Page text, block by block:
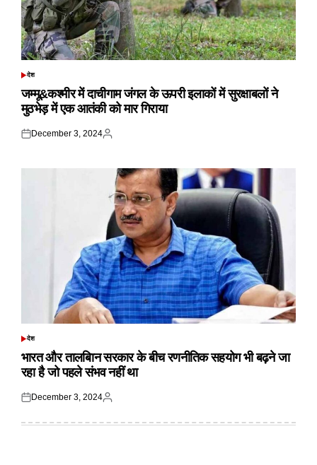
POSTED
देश
जम्मू&कश्मीर में दाचीगाम जंगल के ऊपरी इलाकों में सुरक्षाबलों ने
मुठभेड़ में एक आतंकी को मार गिराया
Posted
December 3, 2024
Posted
POSTED
देश
भारत और तालबिान सरकार के बीच रणनीतिक सहयोग भी बढ़ने जा
रहा है जो पहले संभव नहीं था
Posted
December 3, 2024
Posted